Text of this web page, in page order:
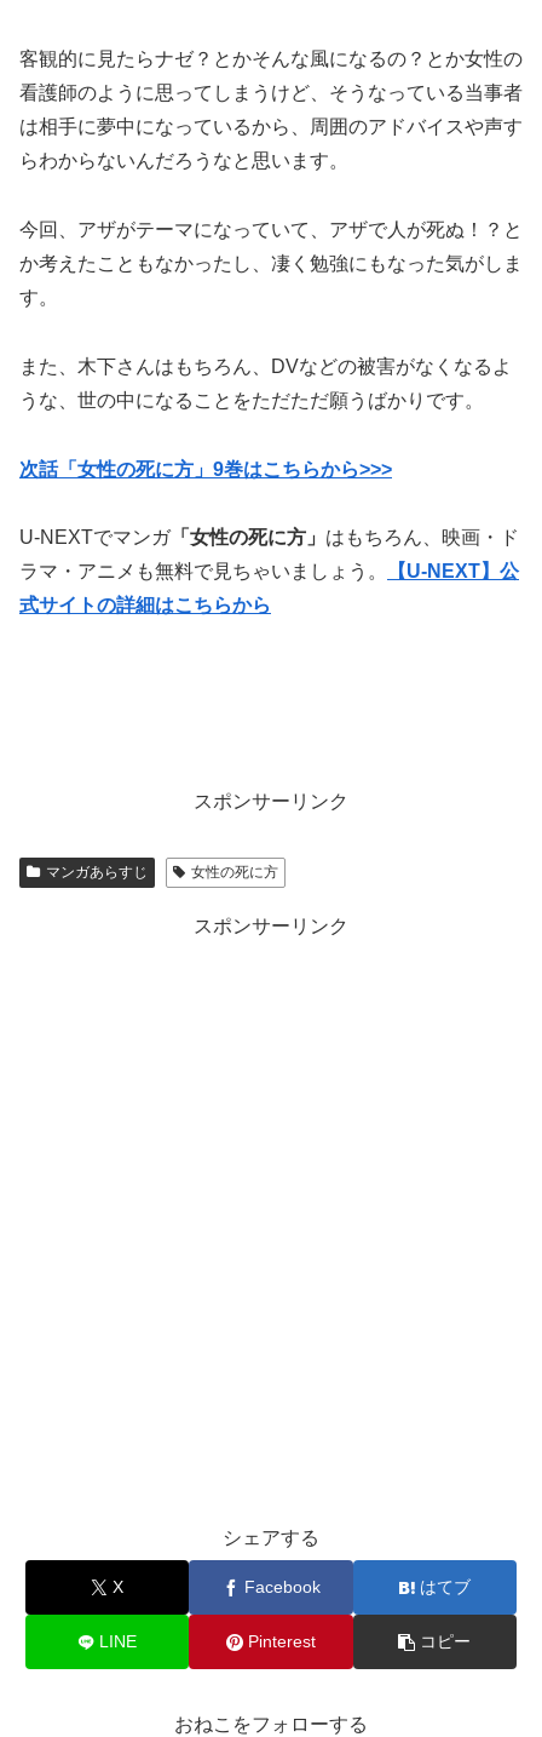
客観的に見たらナゼ？とかそんな風になるの？とか女性の
看護師のように思ってしまうけど、そうなっている当事者
は相手に夢中になっているから、周囲のアドバイスや声す
らわからないんだろうなと思います。
今回、アザがテーマになっていて、アザで人が死ぬ！？と
か考えたこともなかったし、凄く勉強にもなった気がしま
す。
また、木下さんはもちろん、DVなどの被害がなくなるよ
うな、世の中になることをただただ願うばかりです。
次話「女性の死に方」9巻はこちらから>>>
U-NEXTでマンガ「女性の死に方」 はもちろん、映画・ド
ラマ・アニメも無料で見ちゃいましょう。
【U-NEXT】公
式サイトの詳細はこちらから
スポンサーリンク
マンガあらすじ 女性の死に方
スポンサーリンク
シェアする
X Facebook はてブ
LINE Pinterest コピー
おねこをフォローする